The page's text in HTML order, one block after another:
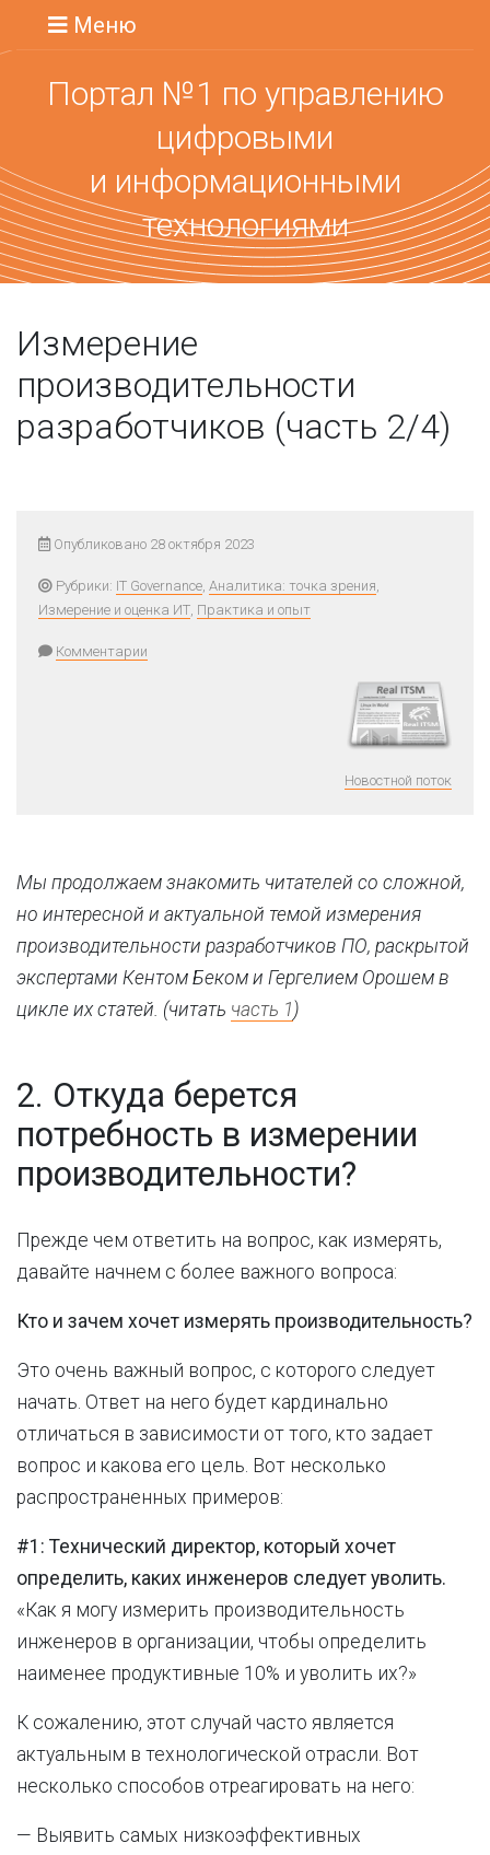
Меню
Портал №1 по управлению
цифровыми
и информационными
технологиями
Измерение
производительности
разработчиков (часть 2/4)
Опубликовано 28 октября 2023
Рубрики: IT Governance, Аналитика: точка зрения,
Измерение и оценка ИТ, Практика и опыт
Комментарии
Новостной поток
Мы продолжаем знакомить читателей со сложной,
но интересной и актуальной темой измерения
производительности разработчиков ПО, раскрытой
экспертами Кентом Беком и Гергелием Орошем в
цикле их статей. (читать часть 1 )
2. Откуда берется
потребность в измерении
производительности?
Прежде чем ответить на вопрос, как измерять,
давайте начнем с более важного вопроса:
Кто и зачем хочет измерять производительность?
Это очень важный вопрос, с которого следует
начать. Ответ на него будет кардинально
отличаться в зависимости от того, кто задает
вопрос и какова его цель. Вот несколько
распространенных примеров:
#1: Технический директор, который хочет
определить, каких инженеров следует уволить.
«Как я могу измерить производительность
инженеров в организации, чтобы определить
наименее продуктивные 10% и уволить их?»
К сожалению, этот случай часто является
актуальным в технологической отрасли. Вот
несколько способов отреагировать на него:
— Выявить самых низкоэффективных